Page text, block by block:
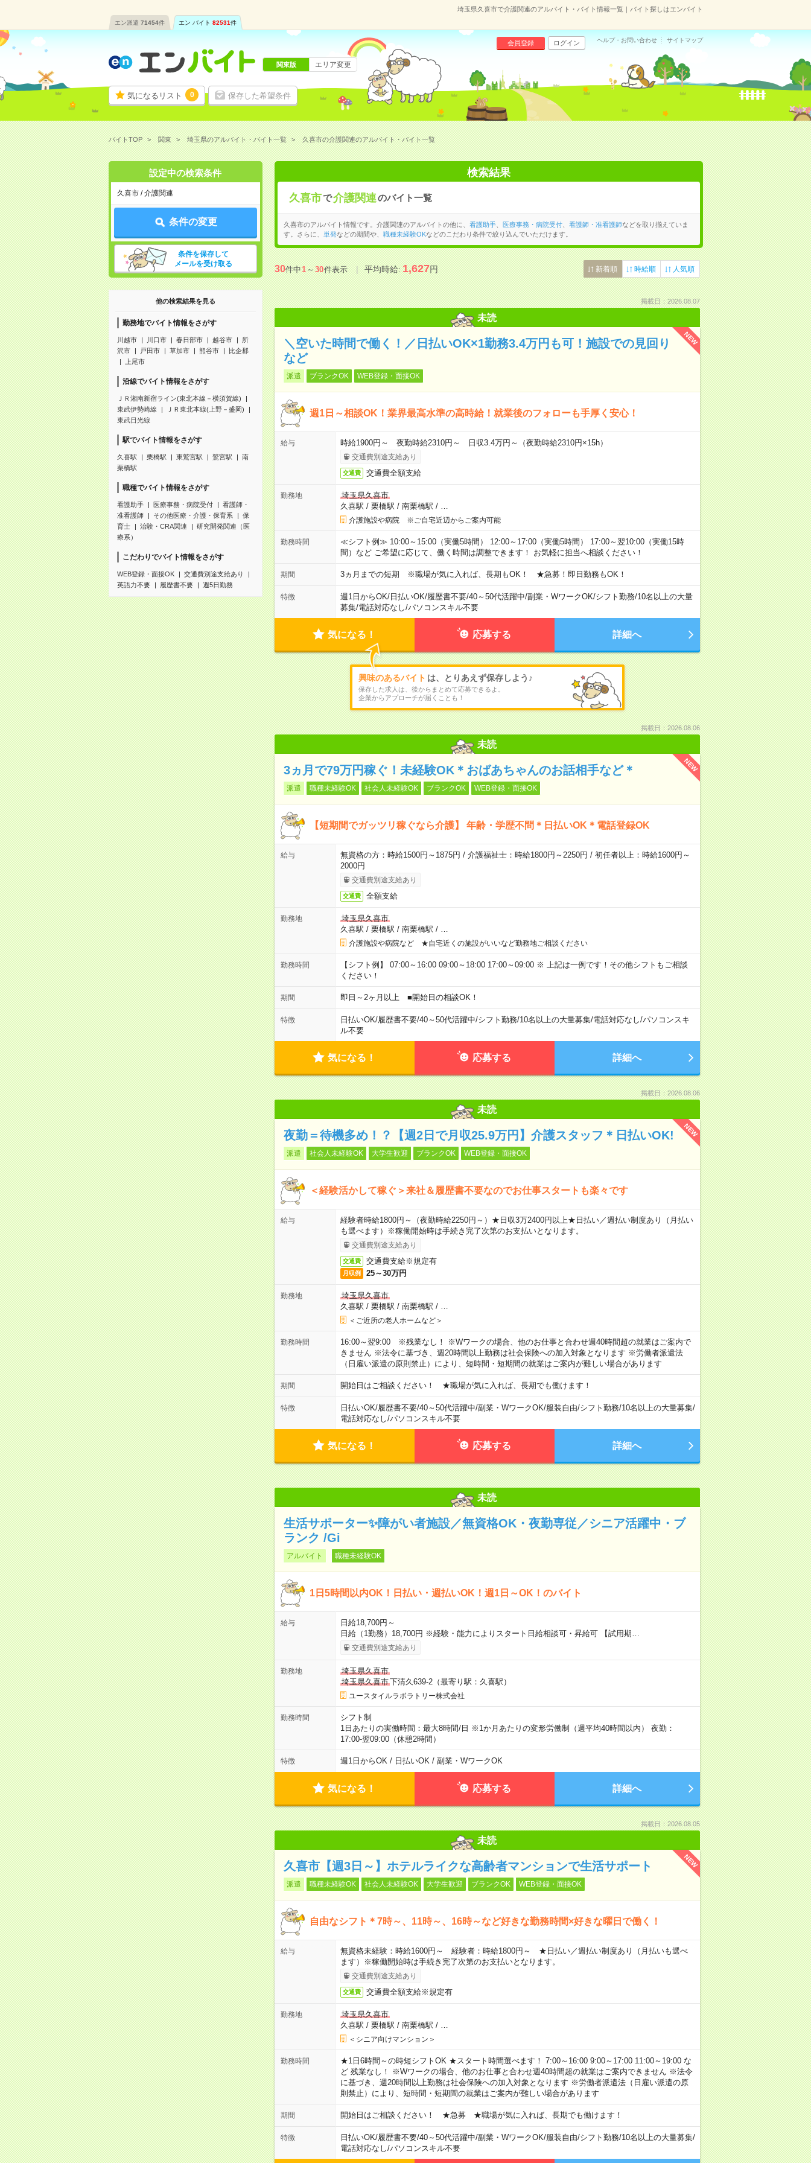
埼玉県久喜市で介護関連のアルバイト・バイト情報一覧｜バイト探しはエンバイト
エン派遣 71454件 エン バイト 82531件
気になるリスト 0 保存した希望条件
会員登録 ログイン ヘルプ・お問い合わせ サイトマップ
関東版 エリア変更
バイトTOP 関東 埼玉県のアルバイト・バイト一覧 久喜市の介護関連のアルバイト・バイト一覧
設定中の検索条件
久喜市 / 介護関連
条件の変更
条件を保存して
メールを受け取る
他の検索結果を見る
勤務地でバイト情報をさがす
川越市 川口市 春日部市 越谷市
所
沢市
戸田市 草加市 熊谷市
比企郡
上尾市
沿線でバイト情報をさがす
ＪＲ湘南新宿ライン(東北本線－横須賀線)
東武伊勢崎線
ＪＲ東北本線(上野－盛岡)
東武日光線
駅でバイト情報をさがす
久喜駅 栗橋駅 東鷲宮駅 鷲宮駅
南
栗橋駅
職種でバイト情報をさがす
看護助手 医療事務・病院受付
看護師・
准看護師
その他医療・介護・保育系
保
育士
治験・CRA関連
研究開発関連（医
療系）
こだわりでバイト情報をさがす
WEB登録・面接OK
交通費別途支給あり
英語力不要
履歴書不要 週5日勤務
検索結果
久喜市で介護関連のバイト一覧
久喜市のアルバイト情報です。介護関連のアルバイトの他に、 看護助手、 医療事務・病院受付、 看護師・准看護師などを取り揃えていま
す。さらに、
単発などの期間や、 職種未経験OKなどのこだわり条件で絞り込んでいただけます。
30件中1～30件表示 平均時給:1,627円 新着順 時給順 人気順
掲載日：2026.08.07
未読
NEW
＼空いた時間で働く！／日払いOK×1勤務3.4万円も可！施設での見回り
など
派遣 ブランクOK WEB登録・面接OK
週1日～相談OK！業界最高水準の高時給！就業後のフォローも手厚く安心！
給与 時給1900円～ 夜勤時給2310円～ 日収3.4万円～（夜勤時給2310円×15h）
交通費別途支給あり
交通費 交通費全額支給
勤務地
埼玉県久喜市
久喜駅 / 栗橋駅 / 南栗橋駅 /
介護施設や病院 ※ご自宅近辺からご案内可能
勤務時間
≪シフト例≫ 10:00～15:00（実働5時間） 12:00～17:00（実働5時間） 17:00～翌10:00（実働15時
間）など ご希望に応じて、働く時間は調整できます！ お気軽に担当へ相談ください！
期間 3ヵ月までの短期 ※職場が気に入れば、長期もOK！ ★急募！即日勤務もOK！
特徴 週1日からOK/日払いOK/履歴書不要/40～50代活躍中/副業・WワークOK/シフト勤務/10名以上の大量
募集/電話対応なし/パソコンスキル不要
気になる！ 応募する 詳細へ
興味のあるバイト は、とりあえず保存しよう♪
保存した求人は、後からまとめて応募できるよ。
企業からアプローチが届くことも！
掲載日：2026.08.06
未読
NEW
3ヵ月で79万円稼ぐ！未経験OK＊おばあちゃんのお話相手など＊
派遣 職種未経験OK 社会人未経験OK ブランクOK WEB登録・面接OK
【短期間でガッツリ稼ぐなら介護】 年齢・学歴不問＊日払いOK＊電話登録OK
給与
無資格の方：時給1500円～1875円 / 介護福祉士：時給1800円～2250円 / 初任者以上：時給1600円～
2000円
交通費別途支給あり
交通費 全額支給
勤務地
埼玉県久喜市
久喜駅 / 栗橋駅 / 南栗橋駅 /
介護施設や病院など ★自宅近くの施設がいいなど勤務地ご相談ください
勤務時間
【シフト例】 07:00～16:00 09:00～18:00 17:00～09:00 ※ 上記は一例です！その他シフトもご相談
ください！
期間 即日～2ヶ月以上 ■開始日の相談OK！
特徴 日払いOK/履歴書不要/40～50代活躍中/シフト勤務/10名以上の大量募集/電話対応なし/パソコンスキ
ル不要
気になる！ 応募する 詳細へ
掲載日：2026.08.06
未読
NEW
夜勤＝待機多め！？【週2日で月収25.9万円】介護スタッフ＊日払いOK!
派遣 社会人未経験OK 大学生歓迎 ブランクOK WEB登録・面接OK
＜経験活かして稼ぐ＞来社＆履歴書不要なのでお仕事スタートも楽々です
給与
経験者時給1800円～（夜勤時給2250円～）★日収3万2400円以上★日払い／週払い制度あり（月払い
も選べます）※稼働開始時は手続き完了次第のお支払いとなります。
交通費別途支給あり
交通費 交通費支給※規定有
月収例 25～30万円
勤務地
埼玉県久喜市
久喜駅 / 栗橋駅 / 南栗橋駅 /
＜ご近所の老人ホームなど＞
勤務時間
16:00～翌9:00 ※残業なし！ ※Wワークの場合、他のお仕事と合わせ週40時間超の就業はご案内で
きません ※法令に基づき、週20時間以上勤務は社会保険への加入対象となります ※労働者派遣法
（日雇い派遣の原則禁止）により、短時間・短期間の就業はご案内が難しい場合があります
期間 開始日はご相談ください！ ★職場が気に入れば、長期でも働けます！
特徴 日払いOK/履歴書不要/40～50代活躍中/副業・WワークOK/服装自由/シフト勤務/10名以上の大量募集/
電話対応なし/パソコンスキル不要
気になる！ 応募する 詳細へ
未読
生活サポーター✨障がい者施設／無資格OK・夜勤専従／シニア活躍中・ブ
ランク /Gi
アルバイト 職種未経験OK
1日5時間以内OK！日払い・週払いOK！週1日～OK！のバイト
給与
日給18,700円～
日給（1勤務）18,700円 ※経験・能力によりスタート日給相談可・昇給可 【試用期…
交通費別途支給あり
勤務地
埼玉県久喜市
埼玉県久喜市下清久639-2（最寄り駅：久喜駅）
ユースタイルラボラトリー株式会社
勤務時間
シフト制
1日あたりの実働時間：最大8時間/日 ※1か月あたりの変形労働制（週平均40時間以内） 夜勤：
17:00-翌09:00（休憩2時間）
特徴 週1日からOK / 日払いOK / 副業・WワークOK
気になる！ 応募する 詳細へ
掲載日：2026.08.05
未読
NEW
久喜市【週3日～】ホテルライクな高齢者マンションで生活サポート
派遣 職種未経験OK 社会人未経験OK 大学生歓迎 ブランクOK WEB登録・面接OK
自由なシフト＊7時～、11時～、16時～など好きな勤務時間×好きな曜日で働く！
給与
無資格未経験：時給1600円～ 経験者：時給1800円～ ★日払い／週払い制度あり（月払いも選べ
ます）※稼働開始時は手続き完了次第のお支払いとなります。
交通費別途支給あり
交通費 交通費全額支給※規定有
勤務地
埼玉県久喜市
久喜駅 / 栗橋駅 / 南栗橋駅 /
＜シニア向けマンション＞
勤務時間
★1日6時間～の時短シフトOK ★スタート時間選べます！ 7:00～16:00 9:00～17:00 11:00～19:00 な
ど 残業なし！ ※Wワークの場合、他のお仕事と合わせ週40時間超の就業はご案内できません ※法令
に基づき、週20時間以上勤務は社会保険への加入対象となります ※労働者派遣法（日雇い派遣の原
則禁止）により、短時間・短期間の就業はご案内が難しい場合があります
期間 開始日はご相談ください！ ★急募 ★職場が気に入れば、長期でも働けます！
特徴 日払いOK/履歴書不要/40～50代活躍中/副業・WワークOK/服装自由/シフト勤務/10名以上の大量募集/
電話対応なし/パソコンスキル不要